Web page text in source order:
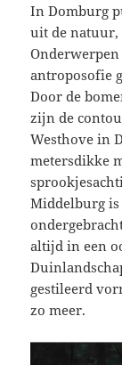
In Domburg
uit de natuur,
antroposofie
Door de
zijn de
Westhove in
metersdikke
Middelburg is
altijd in een
gestileerd
zo meer.